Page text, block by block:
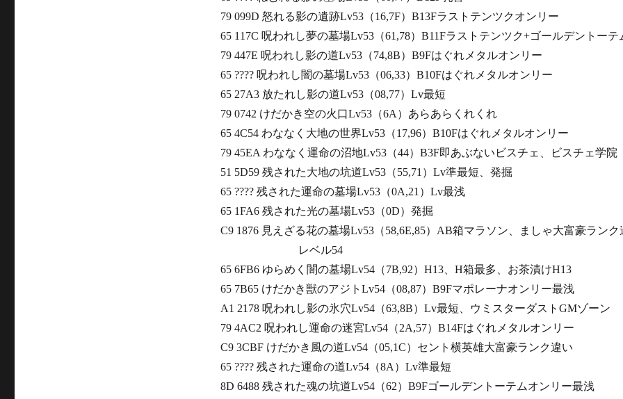
79 099D 怒れる影の遺跡Lv53（16,7F）B13Fラストテンツクオンリー
65 117C 呪われし夢の墓場Lv53（61,78）B11Fラストテンツク+ゴールデントーテ
79 447E 呪われし影の道Lv53（74,8B）B9Fはぐれメタルオンリー
65 ???? 呪われし闇の墓場Lv53（06,33）B10Fはぐれメタルオンリー
65 27A3 放たれし影の道Lv53（08,77）Lv最短
79 0742 けだかき空の火口Lv53（6A）あらあらくれくれ
65 4C54 わななく大地の世界Lv53（17,96）B10Fはぐれメタルオンリー
79 45EA わななく運命の沼地Lv53（44）B3F即あぶないビスチェ、ビスチェ学院
51 5D59 残された大地の坑道Lv53（55,71）Lv準最短、発掘
65 ???? 残された運命の墓場Lv53（0A,21）Lv最浅
65 1FA6 残された光の墓場Lv53（0D）発掘
C9 1876 見えざる花の墓場Lv53（58,6E,85）AB箱マラソン、ましゃ大富豪ランク
レベル54
65 6FB6 ゆらめく闇の墓場Lv54（7B,92）H13、H箱最多、お茶漬けH13
65 7B65 けだかき獣のアジトLv54（08,87）B9Fマポレーナオンリー最浅
A1 2178 呪われし影の氷穴Lv54（63,8B）Lv最短、ウミスターダストGMゾーン
79 4AC2 呪われし運命の迷宮Lv54（2A,57）B14Fはぐれメタルオンリー
C9 3CBF けだかき風の道Lv54（05,1C）セント横英雄大富豪ランク違い
65 ???? 残された運命の道Lv54（8A）Lv準最短
8D 6488 残された魂の坑道Lv54（62）B9Fゴールデントーテムオンリー最浅